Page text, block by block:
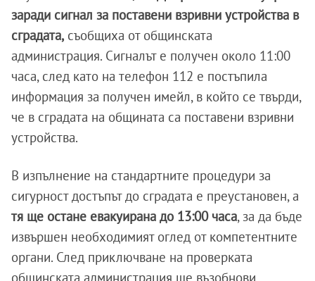
заради сигнал за поставени взривни устройства в
сградата, съобщиха от общинската
администрация. Сигналът е получен около 11:00
часа, след като на телефон 112 е постъпила
информация за получен имейл, в който се твърди,
че в сградата на общината са поставени взривни
устройства.
В изпълнение на стандартните процедури за
сигурност достъпът до сградата е преустановен, а
тя ще остане евакуирана до 13:00 часа, за да бъде
извършен необходимият оглед от компетентните
органи. След приключване на проверката
общинската администрация ще възобнови